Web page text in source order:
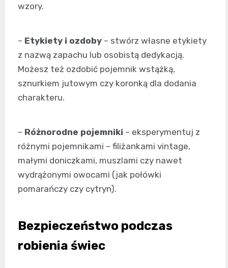
wzory.
– Etykiety i ozdoby – stwórz własne etykiety
z nazwą zapachu lub osobistą dedykacją.
Możesz też ozdobić pojemnik wstążką,
sznurkiem jutowym czy koronką dla dodania
charakteru.
– Różnorodne pojemniki – eksperymentuj z
różnymi pojemnikami – filiżankami vintage,
małymi doniczkami, muszlami czy nawet
wydrążonymi owocami (jak połówki
pomarańczy czy cytryn).
Bezpieczeństwo podczas
robienia świec